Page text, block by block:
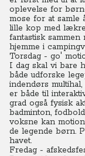
oplevelse for
mose for at samle
lille kop med
fantastisk
hjemme i
Torsdag - go'
I dag skal vi bare
både udforske
indendørs
er både til
grad også fysisk
badminton,
voksne kan
de legende børn.
havet.
Fredag -